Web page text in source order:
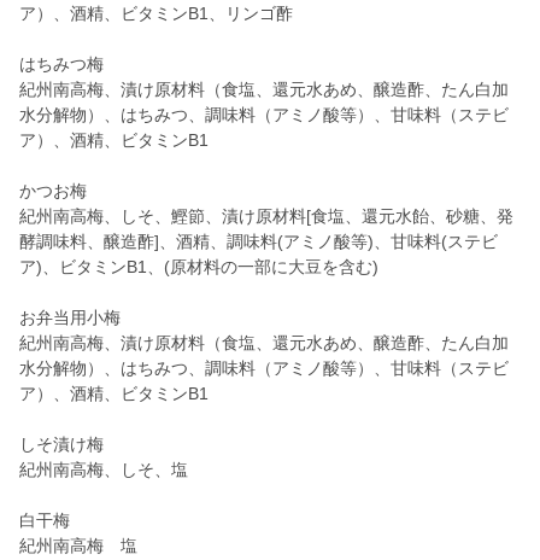
ア）、酒精、ビタミンB1、リンゴ酢
はちみつ梅
紀州南高梅、漬け原材料（食塩、還元水あめ、醸造酢、たん白加
水分解物）、はちみつ、調味料（アミノ酸等）、甘味料（ステビ
ア）、酒精、ビタミンB1
かつお梅
紀州南高梅、しそ、鰹節、漬け原材料[食塩、還元水飴、砂糖、発
酵調味料、醸造酢]、酒精、調味料(アミノ酸等)、甘味料(ステビ
ア)、ビタミンB1、(原材料の一部に大豆を含む)
お弁当用小梅
紀州南高梅、漬け原材料（食塩、還元水あめ、醸造酢、たん白加
水分解物）、はちみつ、調味料（アミノ酸等）、甘味料（ステビ
ア）、酒精、ビタミンB1
しそ漬け梅
紀州南高梅、しそ、塩
白干梅
紀州南高梅 塩